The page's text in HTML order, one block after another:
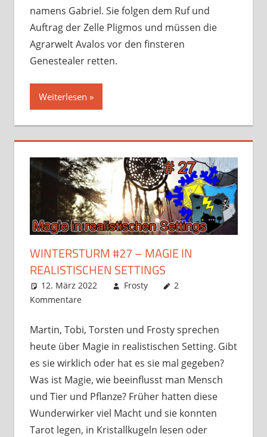
namens Gabriel. Sie folgen dem Ruf und
Auftrag der Zelle Pligmos und müssen die
Agrarwelt Avalos vor den finsteren
Genestealer retten.
Weiterlesen
WINTERSTURM #27 – MAGIE IN
REALISTISCHEN SETTINGS
12. März 2022 Frosty
2
Kommentare
Martin, Tobi, Torsten und Frosty sprechen
heute über Magie in realistischen Setting. Gibt
es sie wirklich oder hat es sie mal gegeben?
Was ist Magie, wie beeinflusst man Mensch
und Tier und Pflanze? Früher hatten diese
Wunderwirker viel Macht und sie konnten
Tarot legen, in Kristallkugeln lesen oder